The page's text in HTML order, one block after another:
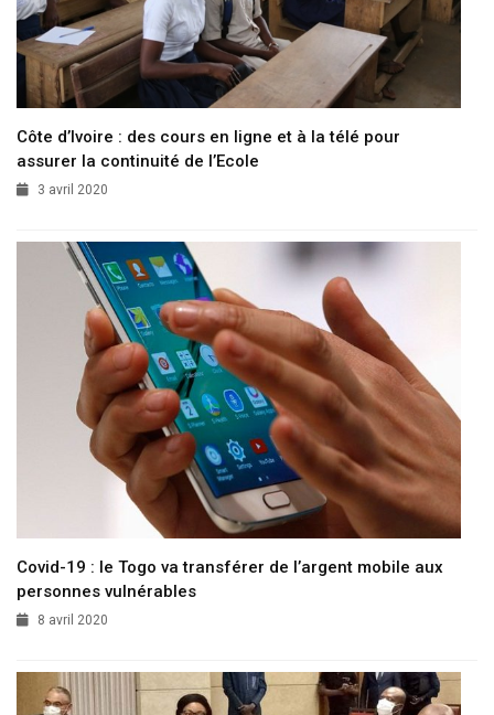
Côte d’Ivoire : des cours en ligne et à la télé pour
assurer la continuité de l’Ecole
3 avril 2020
Covid-19 : le Togo va transférer de l’argent mobile aux
personnes vulnérables
8 avril 2020